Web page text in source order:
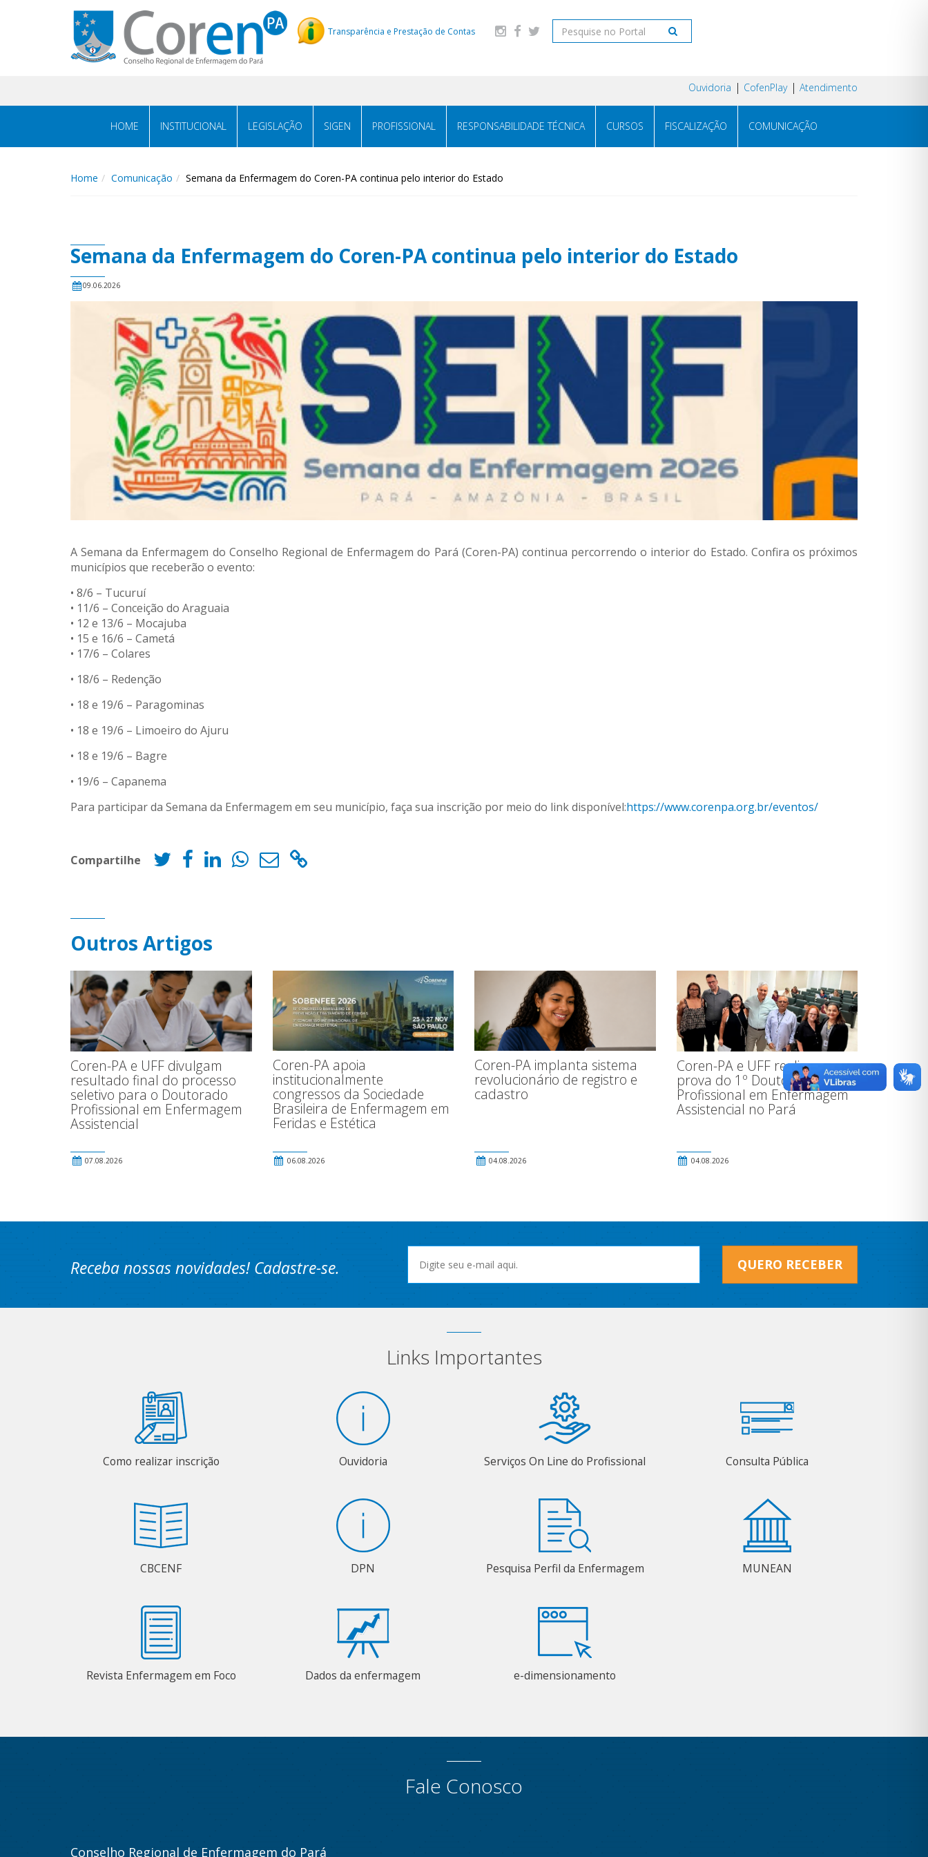
Transparência e Prestação de Contas
Ouvidoria CofenPlay Atendimento
HOME INSTITUCIONAL LEGISLAÇÃO SIGEN PROFISSIONAL RESPONSABILIDADE TÉCNICA CURSOS FISCALIZAÇÃO COMUNICAÇÃO
Home Comunicação Semana da Enfermagem do Coren-PA continua pelo interior do Estado
Semana da Enfermagem do Coren-PA continua pelo interior do Estado
09.06.2026
A Semana da Enfermagem do Conselho Regional de Enfermagem do Pará (Coren-PA) continua percorrendo o interior do Estado. Confira os próximos
municípios que receberão o evento:
• 8/6 – Tucuruí
• 11/6 – Conceição do Araguaia
• 12 e 13/6 – Mocajuba
• 15 e 16/6 – Cametá
• 17/6 – Colares
• 18/6 – Redenção
• 18 e 19/6 – Paragominas
• 18 e 19/6 – Limoeiro do Ajuru
• 18 e 19/6 – Bagre
• 19/6 – Capanema
Para participar da Semana da Enfermagem em seu município, faça sua inscrição por meio do link disponível:https://www.corenpa.org.br/eventos/
Compartilhe
Outros Artigos
Coren-PA e UFF divulgam
resultado final do processo
seletivo para o Doutorado
Profissional em Enfermagem
Assistencial
07.08.2026
Coren-PA apoia
institucionalmente
congressos da Sociedade
Brasileira de Enfermagem em
Feridas e Estética
06.08.2026
Coren-PA implanta sistema
revolucionário de registro e
cadastro
04.08.2026
Coren-PA e UFF realizam
prova do 1º Doutorado
Profissional em Enfermagem
Assistencial no Pará
04.08.2026
Receba nossas novidades! Cadastre-se. QUERO RECEBER
Links Importantes
Como realizar inscrição Ouvidoria Serviços On Line do Profissional Consulta Pública
CBCENF DPN Pesquisa Perfil da Enfermagem MUNEAN
Revista Enfermagem em Foco Dados da enfermagem e-dimensionamento
Fale Conosco
Conselho Regional de Enfermagem do Pará